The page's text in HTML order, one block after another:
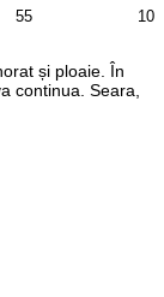
55
10
și ploaie. În
continua. Seara,